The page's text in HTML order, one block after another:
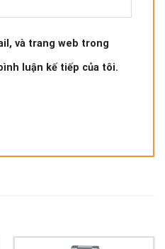
và trang web trong
luận kế tiếp của tôi.